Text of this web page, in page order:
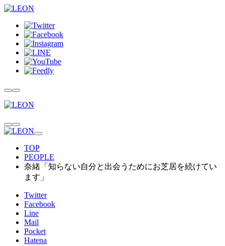
TOP
PEOPLE
奈緒「知らない自分と出会うためにお芝居を続けてい
ます」
Twitter
Facebook
Line
Mail
Pocket
Hatena